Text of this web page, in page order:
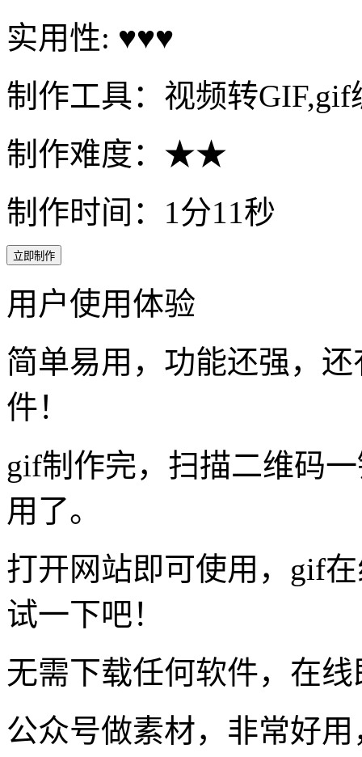
实用性: ♥♥♥
制作工具：视频转GIF,gif
制作难度：★★
制作时间：1分11秒
立即制作
用户使用体验
简单易用，功能还强，
件！
gif制作完，扫描二维码
用了。
打开网站即可使用，gif
试一下吧！
无需下载任何软件，在
公众号做素材，非常好